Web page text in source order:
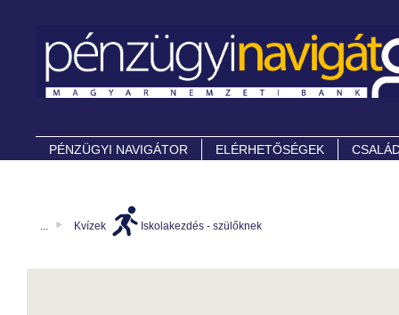
PÉNZÜGYI NAVIGÁTOR ELÉRHETŐSÉGEK
... Kvízek Iskolakezdés - szülőknek